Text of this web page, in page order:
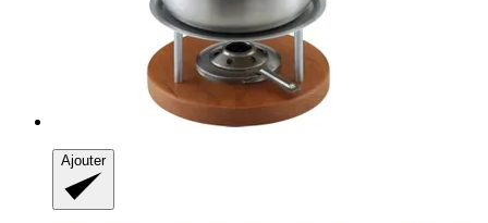
Ajouter